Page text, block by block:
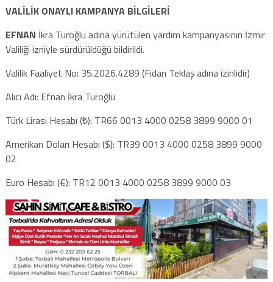
VALİLİK ONAYLI KAMPANYA BİLGİLERİ
EFNAN İkra Turoğlu adına yürütülen yardım kampanyasının İzmir
Valiliği izniyle sürdürüldüğü bildirildi.
Valilik Faaliyet No: 35.2026.4289 (Fidan Teklaş adına izinlidir)
Alıcı Adı: Efnan İkra Turoğlu
Türk Lirası Hesabı (₺): TR66 0013 4000 0258 3899 9000 01
Amerikan Doları Hesabı ($): TR39 0013 4000 0258 3899 9000
02
Euro Hesabı (€): TR12 0013 4000 0258 3899 9000 03